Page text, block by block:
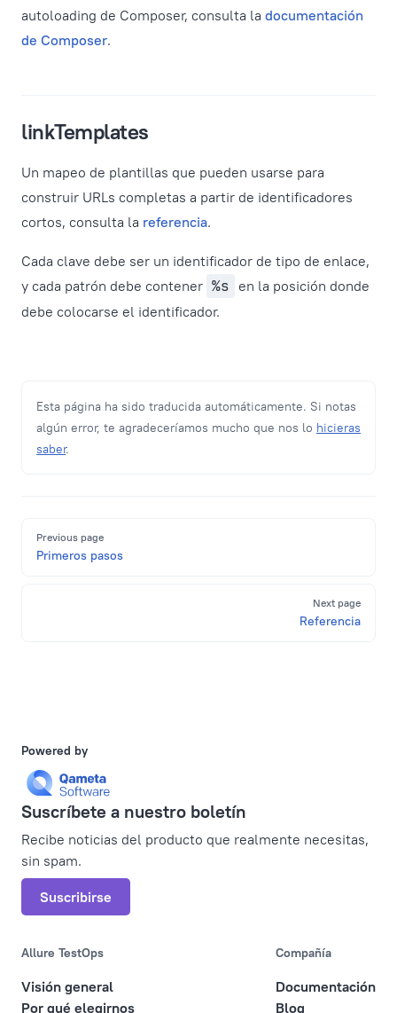
autoloading de Composer, consulta la documentación
de Composer.
linkTemplates
Un mapeo de plantillas que pueden usarse para
construir URLs completas a partir de identificadores
cortos, consulta la referencia.
Cada clave debe ser un identificador de tipo de enlace,
y cada patrón debe contener %s en la posición donde
debe colocarse el identificador.
Esta página ha sido traducida automáticamente. Si notas
algún error, te agradeceríamos mucho que nos lo hicieras
saber.
Previous page
Primeros pasos
Next page
Referencia
Powered by
Suscríbete a nuestro boletín
Recibe noticias del producto que realmente necesitas,
sin spam.
Suscribirse
Allure TestOps
Visión general
Por qué elegirnos
Compañía
Documentación
Blog